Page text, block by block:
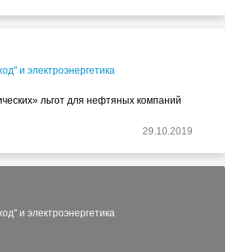
и электроэнергетика
льгот для нефтяных компаний
29.10.2019
и электроэнергетика